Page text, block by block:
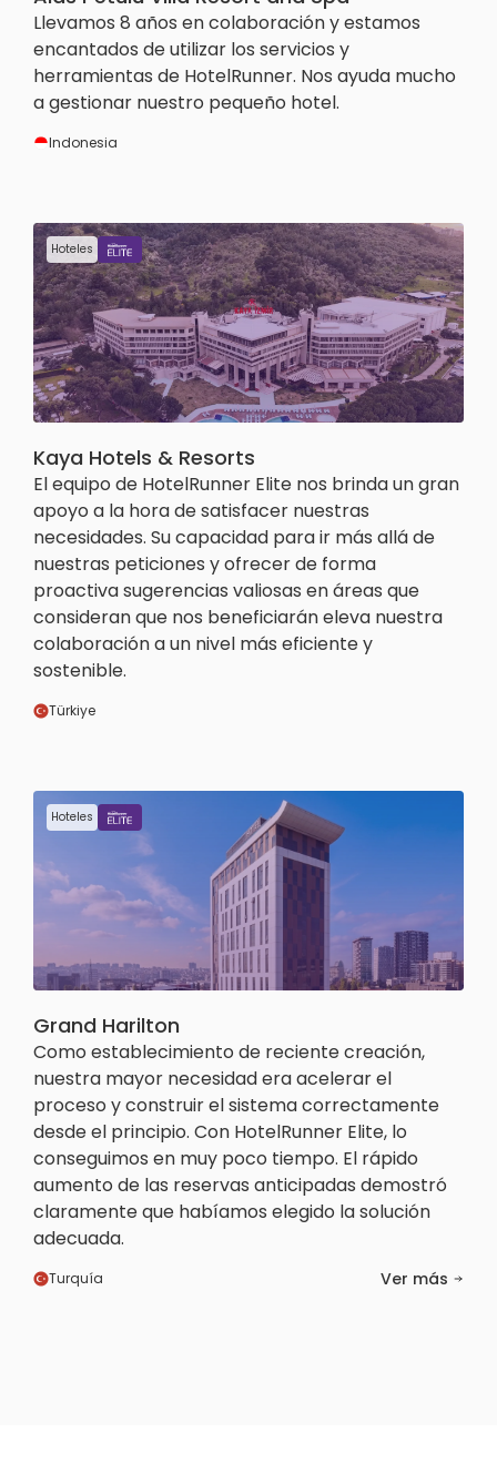
Llevamos 8 años en colaboración y estamos
encantados de utilizar los servicios y
herramientas de HotelRunner. Nos ayuda mucho
a gestionar nuestro pequeño hotel.
Indonesia
Hoteles
Kaya Hotels & Resorts
El equipo de HotelRunner Elite nos brinda un gran
apoyo a la hora de satisfacer nuestras
necesidades. Su capacidad para ir más allá de
nuestras peticiones y ofrecer de forma
proactiva sugerencias valiosas en áreas que
consideran que nos beneficiarán eleva nuestra
colaboración a un nivel más eficiente y
sostenible.
Türkiye
Hoteles
Grand Harilton
Como establecimiento de reciente creación,
nuestra mayor necesidad era acelerar el
proceso y construir el sistema correctamente
desde el principio. Con HotelRunner Elite, lo
conseguimos en muy poco tiempo. El rápido
aumento de las reservas anticipadas demostró
claramente que habíamos elegido la solución
adecuada.
Turquía Ver más